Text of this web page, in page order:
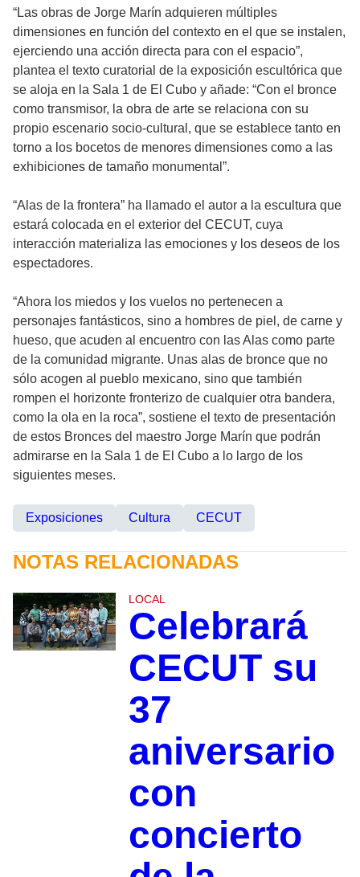
“Las obras de Jorge Marín adquieren múltiples
dimensiones en función del contexto en el que se instalen,
ejerciendo una acción directa para con el espacio”,
plantea el texto curatorial de la exposición escultórica que
se aloja en la Sala 1 de El Cubo y añade: “Con el bronce
como transmisor, la obra de arte se relaciona con su
propio escenario socio-cultural, que se establece tanto en
torno a los bocetos de menores dimensiones como a las
exhibiciones de tamaño monumental”.
“Alas de la frontera” ha llamado el autor a la escultura que
estará colocada en el exterior del CECUT, cuya
interacción materializa las emociones y los deseos de los
espectadores.
“Ahora los miedos y los vuelos no pertenecen a
personajes fantásticos, sino a hombres de piel, de carne y
hueso, que acuden al encuentro con las Alas como parte
de la comunidad migrante. Unas alas de bronce que no
sólo acogen al pueblo mexicano, sino que también
rompen el horizonte fronterizo de cualquier otra bandera,
como la ola en la roca”, sostiene el texto de presentación
de estos Bronces del maestro Jorge Marín que podrán
admirarse en la Sala 1 de El Cubo a lo largo de los
siguientes meses.
Exposiciones Cultura CECUT
NOTAS RELACIONADAS
LOCAL
Celebrará
CECUT su
37
aniversario
con
concierto